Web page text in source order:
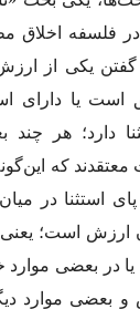
فلسفه اخلاق
یكى از
است یا داراى
دارد؛ هر
معتقدند كه
استثنا در میان
ارزش است؛
در بعضى
بعضى موارد